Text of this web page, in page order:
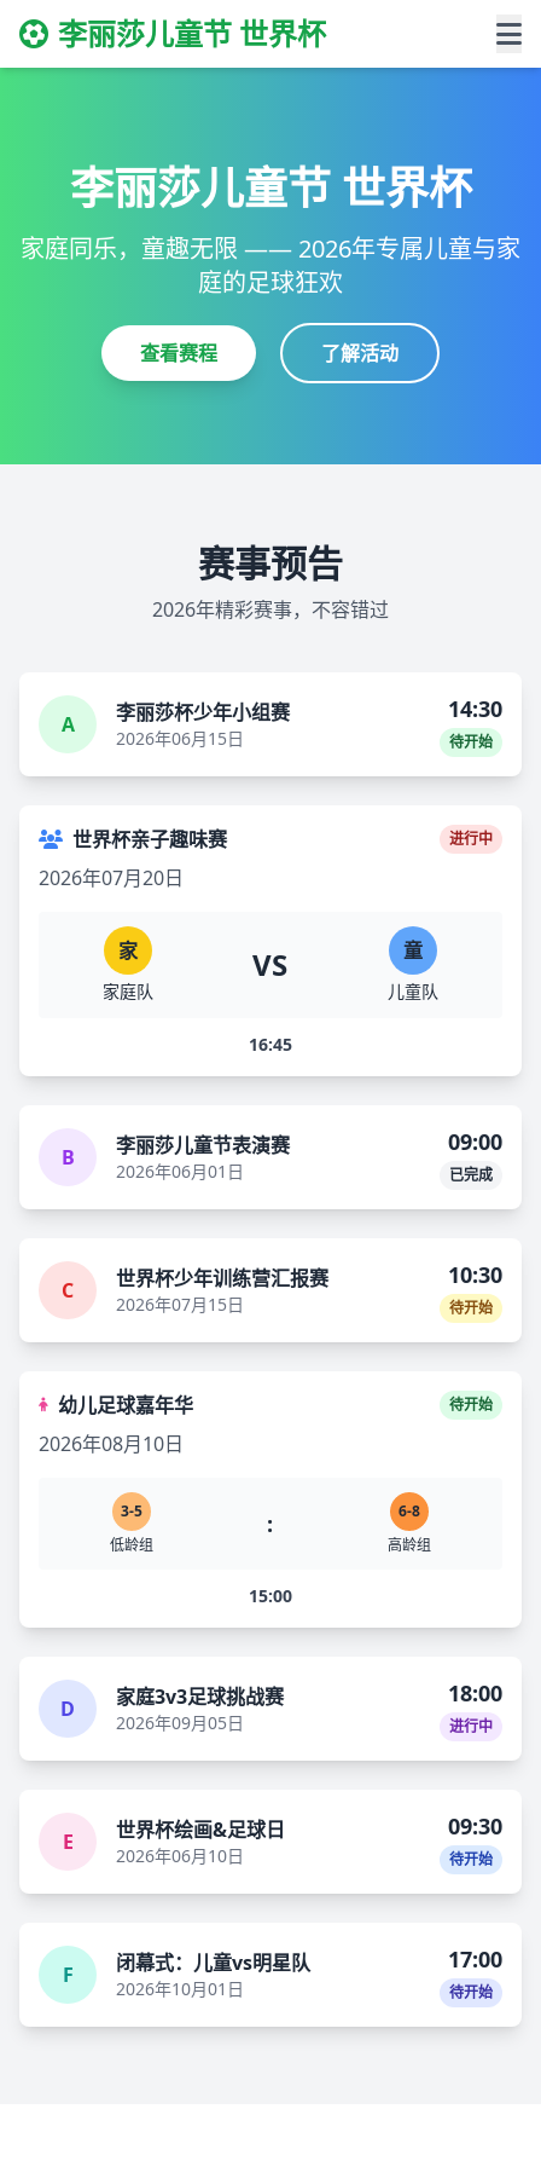
李丽莎儿童节 世界杯
李丽莎儿童节 世界杯
家庭同乐，童趣无限 —— 2026年专属儿童与家
庭的足球狂欢
查看赛程 了解活动
赛事预告
2026年精彩赛事，不容错过
A 李丽莎杯少年小组赛
2026年06月15日
14:30
待开始
世界杯亲子趣味赛 进行中
2026年07月20日
家
家庭队
VS 童
儿童队
16:45
B 李丽莎儿童节表演赛
2026年06月01日
09:00
已完成
C 世界杯少年训练营汇报赛
2026年07月15日
10:30
待开始
幼儿足球嘉年华 待开始
2026年08月10日
3-5
低龄组
:
6-8
高龄组
15:00
D 家庭3v3足球挑战赛
2026年09月05日
18:00
进行中
E 世界杯绘画&足球日
2026年06月10日
09:30
待开始
F 闭幕式：儿童vs明星队
2026年10月01日
17:00
待开始